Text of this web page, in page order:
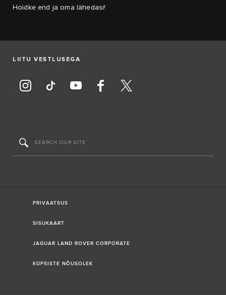
Hoidke end ja oma lähedasi!
LIITU VESTLUSEGA
PRIVAATSUS
SISUKAART
JAGUAR LAND ROVER CORPORATE
KÜPSISTE NÕUSOLEK